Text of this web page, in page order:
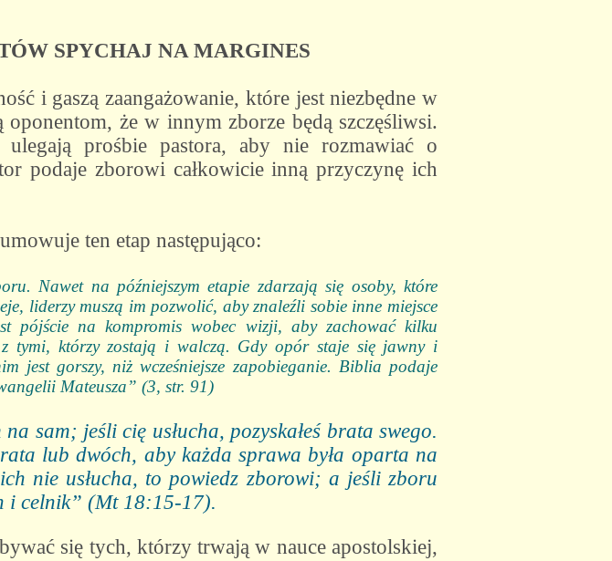
SPYCHAJ NA MARGINES
i gaszą zaangażowanie, które jest niezbędne w
że w innym zborze będą szczęśliwsi.
prośbie pastora, aby nie rozmawiać o
podaje zborowi całkowicie inną przyczynę ich
ten etap następująco:
Nawet na późniejszym etapie zdarzają się osoby, które
liderzy muszą im pozwolić, aby znaleźli sobie inne miejsce
pójście na kompromis wobec wizji, aby zachować kilku
z tymi, którzy zostają i walczą. Gdy opór staje się jawny i
jest gorszy, niż wcześniejsze zapobieganie. Biblia podaje
Mateusza” (3, str. 91)
sam; jeśli cię usłucha, pozyskałeś brata swego.
lub dwóch, aby każda sprawa była oparta na
nie usłucha, to powiedz zborowi; a jeśli zboru
i celnik” (Mt 18:15-17).
się tych, którzy trwają w nauce apostolskiej,